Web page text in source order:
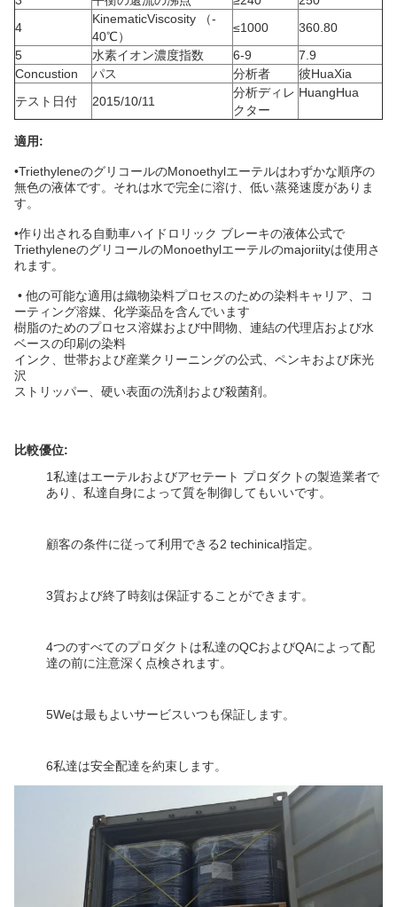
4
KinematicViscosity （-
40℃）
≤1000
360.80
5
水素イオン濃度指数 6-9
7.9
Concustion
パス 分析者
彼HuaXia
テスト日付
2015/10/11
分析ディレ
クター
HuangHua
適用:
•TriethyleneのグリコールのMonoethylエーテルはわずかな順序の
無色の液体です。それは水で完全に溶け、低い蒸発速度がありま
す。
•作り出される自動車ハイドロリック ブレーキの液体公式で
TriethyleneのグリコールのMonoethylエーテルのmajoriityは使用さ
れます。
• 他の可能な適用は織物染料プロセスのための染料キャリア、コ
ーティング溶媒、化学薬品を含んでいます
樹脂のためのプロセス溶媒および中間物、連結の代理店および水
ベースの印刷の染料
インク、世帯および産業クリーニングの公式、ペンキおよび床光
沢
ストリッパー、硬い表面の洗剤および殺菌剤。
比較優位:
1私達はエーテルおよびアセテート プロダクトの製造業者で
あり、私達自身によって質を制御してもいいです。
顧客の条件に従って利用できる2 techinical指定。
3質および終了時刻は保証することができます。
4つのすべてのプロダクトは私達のQCおよびQAによって配
達の前に注意深く点検されます。
5Weは最もよいサービスいつも保証します。
6私達は安全配達を約束します。